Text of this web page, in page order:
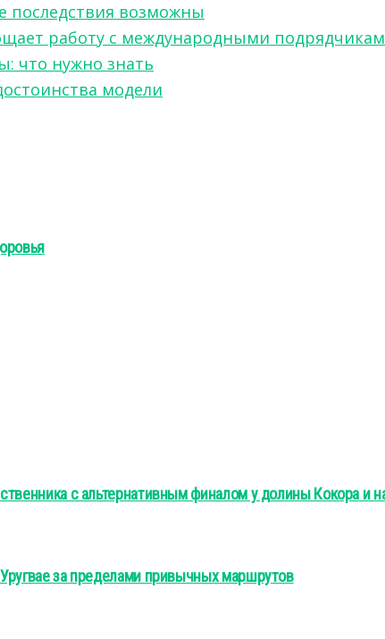
последствия возможны
работу с международными
что нужно знать
модели
с альтернативным финалом у долины Кокора и
за пределами привычных маршрутов